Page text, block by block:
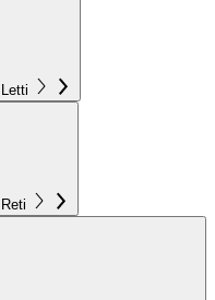
Letti
Reti